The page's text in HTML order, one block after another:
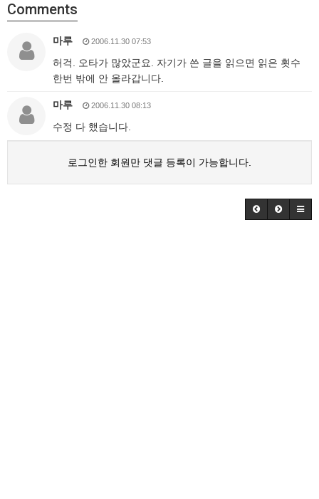
Comments
마루 2006.11.30 07:53
허걱. 오타가 많았군요. 자기가 쓴 글을 읽으면 읽은 횟수
한번 밖에 안 올라갑니다.
마루 2006.11.30 08:13
수정 다 했습니다.
로그인한 회원만 댓글 등록이 가능합니다.